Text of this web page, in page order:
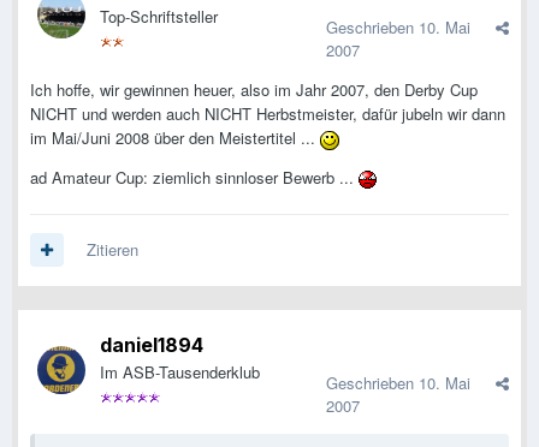
Top-Schriftsteller Geschrieben 10. Mai
2007
Ich hoffe, wir gewinnen heuer, also im Jahr 2007, den Derby Cup
NICHT und werden auch NICHT Herbstmeister, dafür jubeln wir dann
im Mai/Juni 2008 über den Meistertitel ...
ad Amateur Cup: ziemlich sinnloser Bewerb ...
Zitieren
daniel1894
Im ASB-Tausenderklub Geschrieben 10. Mai
2007